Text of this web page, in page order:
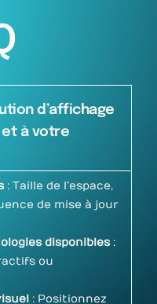
d’affichage
et à votre
: Taille de l’espace,
de mise à jour
disponibles :
ou
: Positionnez